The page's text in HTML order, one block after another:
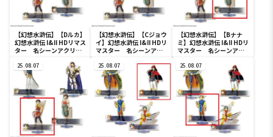
【幻想水滸伝】【Dルカ】
幻想水滸伝 I&II HDリマス
ター 名シーンアクリル
【幻想水滸伝】【Cジョウ
イ】幻想水滸伝 I&II HDリ
マスター 名シーンアク
【幻想水滸伝】【Bナナ
ミ】幻想水滸伝 I&II HDリ
マスター 名シーンアク
25.08.07 25.08.07 25.08.07